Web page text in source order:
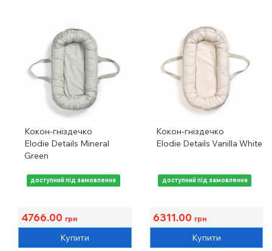
Кокон-гніздечко
Elodie Details Mineral
Green
доступний під замовлення
4766.00 грн
Купити
Кокон-гніздечко
Elodie Details Vanilla White
доступний під замовлення
6311.00 грн
Купити